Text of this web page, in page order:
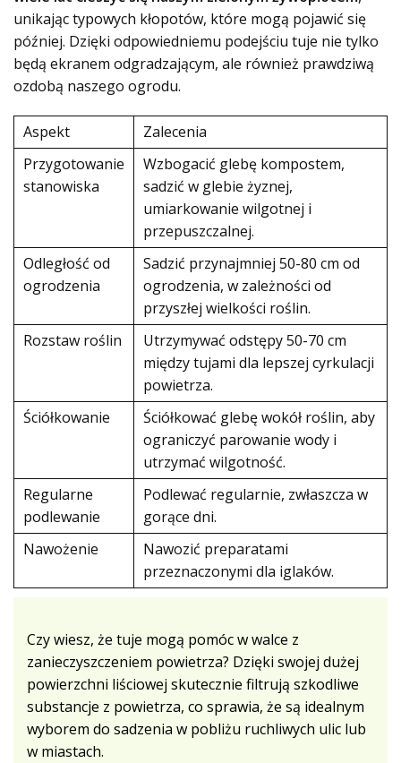
unikając typowych kłopotów, które mogą pojawić się
później. Dzięki odpowiedniemu podejściu tuje nie tylko
będą ekranem odgradzającym, ale również prawdziwą
ozdobą naszego ogrodu.
Aspekt
Zalecenia
Przygotowanie
stanowiska
Wzbogacić glebę kompostem,
sadzić w glebie żyznej,
umiarkowanie wilgotnej i
przepuszczalnej.
Odległość od
ogrodzenia
Sadzić przynajmniej 50-80 cm od
ogrodzenia, w zależności od
przyszłej wielkości roślin.
Rozstaw roślin
Utrzymywać odstępy 50-70 cm
między tujami dla lepszej cyrkulacji
powietrza.
Ściółkowanie
Ściółkować glebę wokół roślin, aby
ograniczyć parowanie wody i
utrzymać wilgotność.
Regularne
podlewanie
Podlewać regularnie, zwłaszcza w
gorące dni.
Nawożenie
Nawozić preparatami
przeznaczonymi dla iglaków.
Czy wiesz, że tuje mogą pomóc w walce z
zanieczyszczeniem powietrza? Dzięki swojej dużej
powierzchni liściowej skutecznie filtrują szkodliwe
substancje z powietrza, co sprawia, że są idealnym
wyborem do sadzenia w pobliżu ruchliwych ulic lub
w miastach.